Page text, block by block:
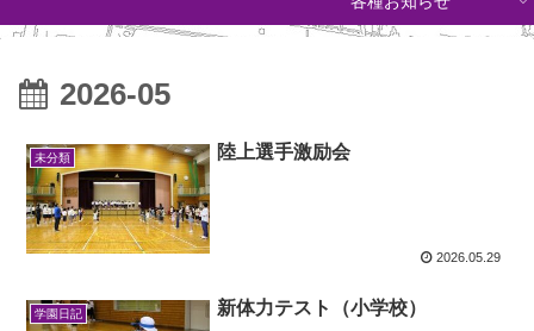
2026-05
未分類 陸上選手激励会
2026.05.29
学園日記 新体力テスト（小学校）